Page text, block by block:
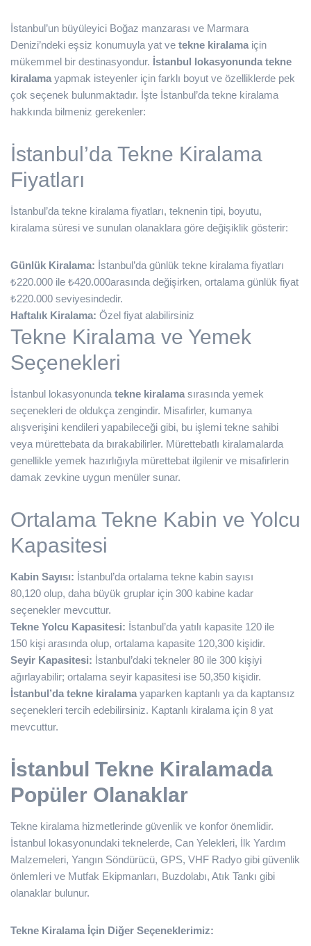
İstanbul’un büyüleyici Boğaz manzarası ve Marmara
Denizi’ndeki eşsiz konumuyla yat ve tekne kiralama için
mükemmel bir destinasyondur. İstanbul lokasyonunda tekne
kiralama yapmak isteyenler için farklı boyut ve özelliklerde pek
çok seçenek bulunmaktadır. İşte İstanbul’da tekne kiralama
hakkında bilmeniz gerekenler:
İstanbul’da Tekne Kiralama
Fiyatları
İstanbul’da tekne kiralama fiyatları, teknenin tipi, boyutu,
kiralama süresi ve sunulan olanaklara göre değişiklik gösterir:
Günlük Kiralama: İstanbul’da günlük tekne kiralama fiyatları
₺220.000 ile ₺420.000arasında değişirken, ortalama günlük fiyat
₺220.000 seviyesindedir.
Haftalık Kiralama: Özel fiyat alabilirsiniz
Tekne Kiralama ve Yemek
Seçenekleri
İstanbul lokasyonunda tekne kiralama sırasında yemek
seçenekleri de oldukça zengindir. Misafirler, kumanya
alışverişini kendileri yapabileceği gibi, bu işlemi tekne sahibi
veya mürettebata da bırakabilirler. Mürettebatlı kiralamalarda
genellikle yemek hazırlığıyla mürettebat ilgilenir ve misafirlerin
damak zevkine uygun menüler sunar.
Ortalama Tekne Kabin ve Yolcu
Kapasitesi
Kabin Sayısı: İstanbul’da ortalama tekne kabin sayısı
80,120 olup, daha büyük gruplar için 300 kabine kadar
seçenekler mevcuttur.
Tekne Yolcu Kapasitesi: İstanbul’da yatılı kapasite 120 ile
150 kişi arasında olup, ortalama kapasite 120,300 kişidir.
Seyir Kapasitesi: İstanbul’daki tekneler 80 ile 300 kişiyi
ağırlayabilir; ortalama seyir kapasitesi ise 50,350 kişidir.
İstanbul’da tekne kiralama yaparken kaptanlı ya da kaptansız
seçenekleri tercih edebilirsiniz. Kaptanlı kiralama için 8 yat
mevcuttur.
İstanbul Tekne Kiralamada
Popüler Olanaklar
Tekne kiralama hizmetlerinde güvenlik ve konfor önemlidir.
İstanbul lokasyonundaki teknelerde, Can Yelekleri, İlk Yardım
Malzemeleri, Yangın Söndürücü, GPS, VHF Radyo gibi güvenlik
önlemleri ve Mutfak Ekipmanları, Buzdolabı, Atık Tankı gibi
olanaklar bulunur.
Tekne Kiralama İçin Diğer Seçeneklerimiz: